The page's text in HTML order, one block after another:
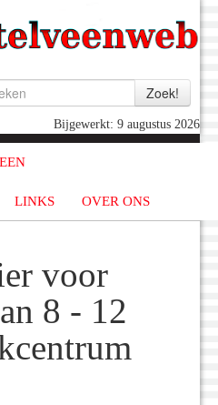
Bijgewerkt: 9 augustus 2026
LINKS OVER ONS
voor
8 - 12